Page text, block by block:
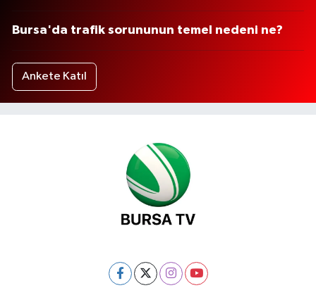
Bursa'da trafik sorununun temel nedeni ne?
Ankete Katıl